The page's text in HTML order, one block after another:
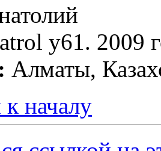
y61.
Алматы,
началу